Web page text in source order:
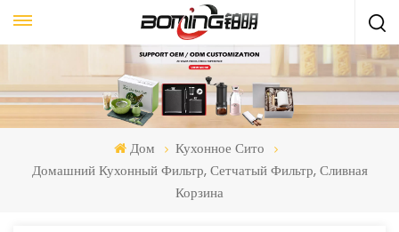
Дом
Кухонное Сито
Домашний Кухонный Фильтр, Сетчатый Фильтр, Сливная
Корзина